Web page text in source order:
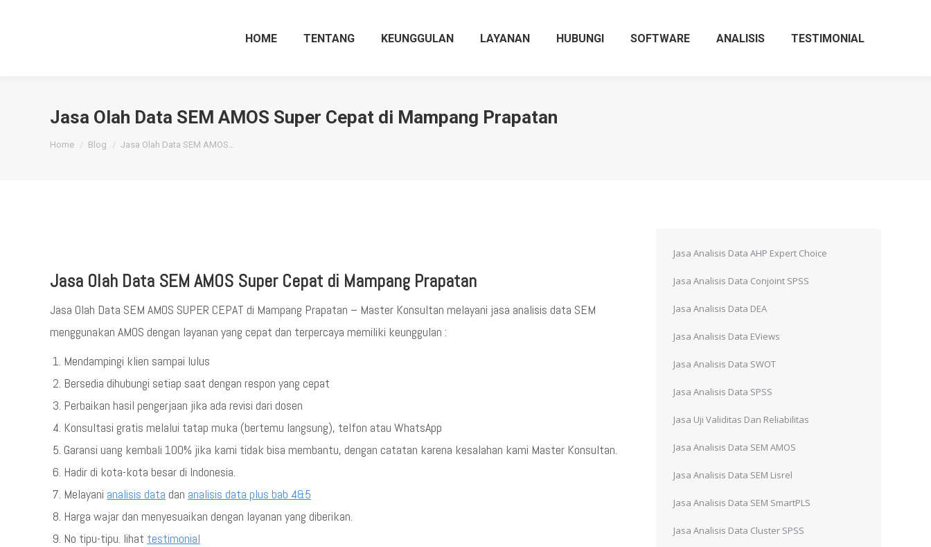
HOME TENTANG KEUNGGULAN LAYANAN HUBUNGI SOFTWARE ANALISIS TESTIMONIAL
Jasa Olah Data SEM AMOS Super Cepat di Mampang Prapatan
You are here:
Home Blog Jasa Olah Data SEM AMOS…
Jasa Olah Data SEM AMOS Super Cepat di Mampang Prapatan
Jasa Olah Data SEM AMOS SUPER CEPAT di Mampang Prapatan – Master Konsultan melayani jasa analisis data SEM
menggunakan AMOS dengan layanan yang cepat dan terpercaya memiliki keunggulan :
Mendampingi klien sampai lulus
Bersedia dihubungi setiap saat dengan respon yang cepat
Perbaikan hasil pengerjaan jika ada revisi dari dosen
Konsultasi gratis melalui tatap muka (bertemu langsung), telfon atau WhatsApp
Garansi uang kembali 100% jika kami tidak bisa membantu, dengan catatan karena kesalahan kami Master Konsultan.
Hadir di kota-kota besar di Indonesia.
Melayani analisis data dan analisis data plus bab 4&5
Harga wajar dan menyesuaikan dengan layanan yang diberikan.
No tipu-tipu. lihat testimonial
Jasa Analisis Data AHP Expert Choice
Jasa Analisis Data Conjoint SPSS
Jasa Analisis Data DEA
Jasa Analisis Data EViews
Jasa Analisis Data SWOT
Jasa Analisis Data SPSS
Jasa Uji Validitas Dan Reliabilitas
Jasa Analisis Data SEM AMOS
Jasa Analisis Data SEM Lisrel
Jasa Analisis Data SEM SmartPLS
Jasa Analisis Data Cluster SPSS